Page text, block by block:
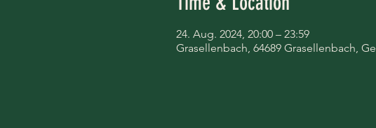
24. Aug. 2024, 20:00 – 23:59
Grasellenbach, 64689 Grasellenbach,